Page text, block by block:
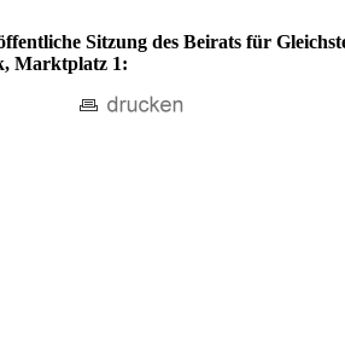
Sitzung des Beirats für
Marktplatz 1: